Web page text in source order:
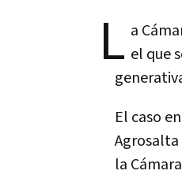
L a
el que
El caso
Agrosalta
la